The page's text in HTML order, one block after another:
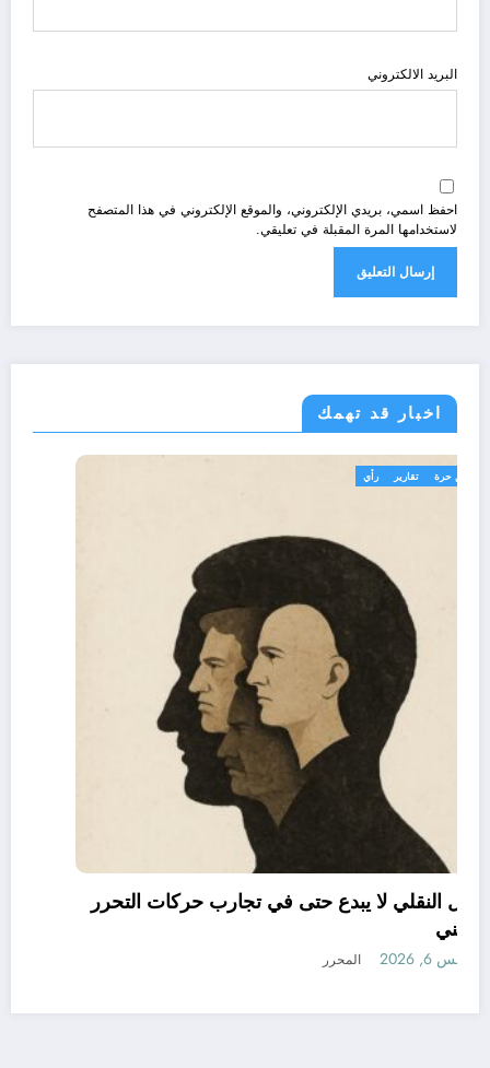
البريد الالكتروني
احفظ اسمي، بريدي الإلكتروني، والموقع الإلكتروني في هذا المتصفح
لاستخدامها المرة المقبلة في تعليقي.
اخبار قد تهمك
تعاليق حرة تقارير
العقل النقلي لا يبدع حتى في تجارب حركات التحرر
الوطني
أغسطس 6, 2026